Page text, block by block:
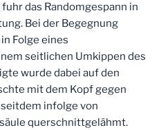
das Randomgespann in
Bei der Begegnung
Folge eines
seitlichen Umkippen des
wurde dabei auf den
mit dem Kopf gegen
infolge von
querschnittgelähmt.